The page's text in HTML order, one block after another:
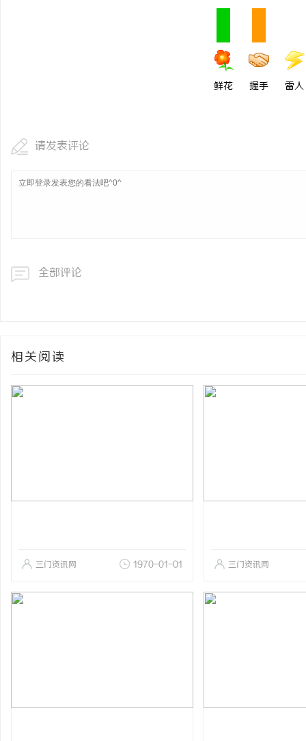
鲜花 握手 雷人
请发表评论
全部评论
相关阅读
三门资讯网 1970-01-01 三门资讯网